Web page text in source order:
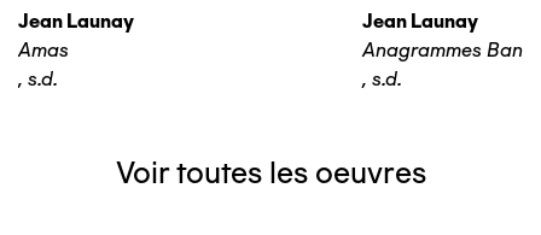
Jean Launay
Amas
, s.d.
Jean Launay
Anagrammes
, s.d.
Voir toutes les oeuvres